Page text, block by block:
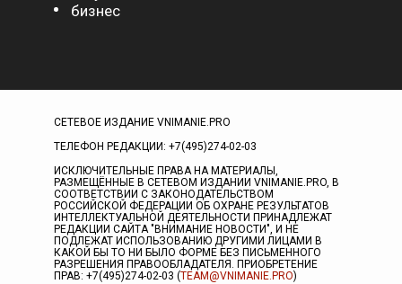
бизнес
СЕТЕВОЕ ИЗДАНИЕ VNIMANIE.PRO
ТЕЛЕФОН РЕДАКЦИИ: +7(495)274-02-03
ИСКЛЮЧИТЕЛЬНЫЕ ПРАВА НА МАТЕРИАЛЫ,
РАЗМЕЩЁННЫЕ В СЕТЕВОМ ИЗДАНИИ VNIMANIE.PRO, В
СООТВЕТСТВИИ С ЗАКОНОДАТЕЛЬСТВОМ
РОССИЙСКОЙ ФЕДЕРАЦИИ ОБ ОХРАНЕ РЕЗУЛЬТАТОВ
ИНТЕЛЛЕКТУАЛЬНОЙ ДЕЯТЕЛЬНОСТИ ПРИНАДЛЕЖАТ
РЕДАКЦИИ САЙТА "ВНИМАНИЕ НОВОСТИ", И НЕ
ПОДЛЕЖАТ ИСПОЛЬЗОВАНИЮ ДРУГИМИ ЛИЦАМИ В
КАКОЙ БЫ ТО НИ БЫЛО ФОРМЕ БЕЗ ПИСЬМЕННОГО
РАЗРЕШЕНИЯ ПРАВООБЛАДАТЕЛЯ. ПРИОБРЕТЕНИЕ
ПРАВ: +7(495)274-02-03 (TEAM@VNIMANIE.PRO)